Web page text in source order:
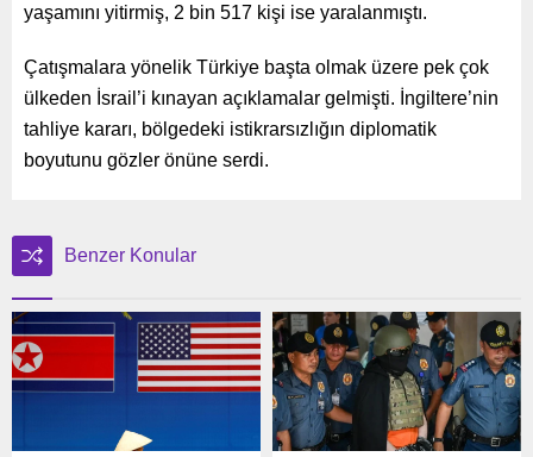
yaşamını yitirmiş, 2 bin 517 kişi ise yaralanmıştı.
Çatışmalara yönelik Türkiye başta olmak üzere pek çok
ülkeden İsrail’i kınayan açıklamalar gelmişti. İngiltere’nin
tahliye kararı, bölgedeki istikrarsızlığın diplomatik
boyutunu gözler önüne serdi.
Benzer Konular